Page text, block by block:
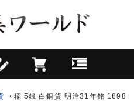
稲 5銭 白銅貨 明治31年銘 1898